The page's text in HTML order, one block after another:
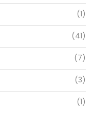
(1)
(41)
(7)
(3)
(1)